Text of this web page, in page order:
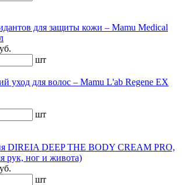
для защиты кожи – Mamu Medical
шт
уход для волос – Mamu L'ab Regene EX
шт
DIREIA DEEP THE BODY CREAM PRO,
рук, ног и живота)
шт